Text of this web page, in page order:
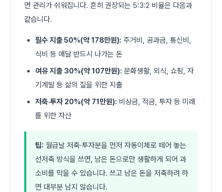
면 관리가 쉬워집니다. 흔히 권장되는 5:3:2 비율은 다음과
같습니다.
필수 지출 50%(약 178만원): 주거비, 공과금, 통신비,
식비 등 매달 반드시 나가는 돈
여유 지출 30%(약 107만원): 문화생활, 외식, 쇼핑, 자
기계발 등 삶의 질을 위한 지출
저축·투자 20%(약 71만원): 비상금, 적금, 투자 등 미래
를 위한 자산
팁: 월급날 저축·투자분을 먼저 자동이체로 떼어 놓는
선저축 방식을 쓰면, 남은 돈으로만 생활하게 되어 과
소비를 막을 수 있습니다. 쓰고 남은 돈을 저축하려 하
면 대부분 남지 않습니다.